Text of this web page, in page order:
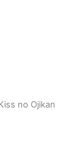
no Ojikan